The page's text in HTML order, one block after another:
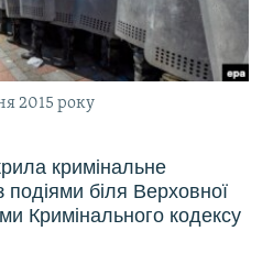
2015 року
кримінальне
подіями біля Верховної
Кримінального кодексу